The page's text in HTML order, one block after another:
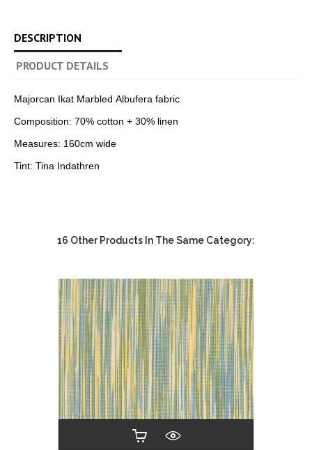
DESCRIPTION
PRODUCT DETAILS
Majorcan Ikat Marbled Albufera fabric
Composition: 70% cotton + 30% linen
Measures: 160cm wide
Tint: Tina Indathren
16 Other Products In The Same Category: